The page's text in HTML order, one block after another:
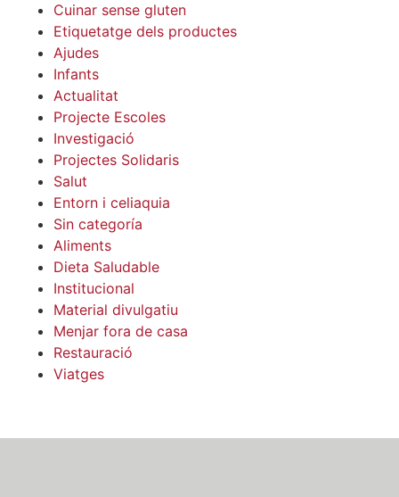
Cuinar sense gluten
Etiquetatge dels productes
Ajudes
Infants
Actualitat
Projecte Escoles
Investigació
Projectes Solidaris
Salut
Entorn i celiaquia
Sin categoría
Aliments
Dieta Saludable
Institucional
Material divulgatiu
Menjar fora de casa
Restauració
Viatges